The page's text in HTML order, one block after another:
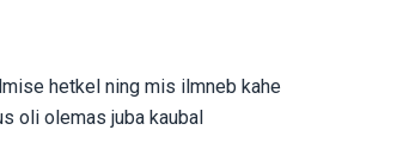
hetkel ning mis ilmneb kahe
oli olemas juba kaubal